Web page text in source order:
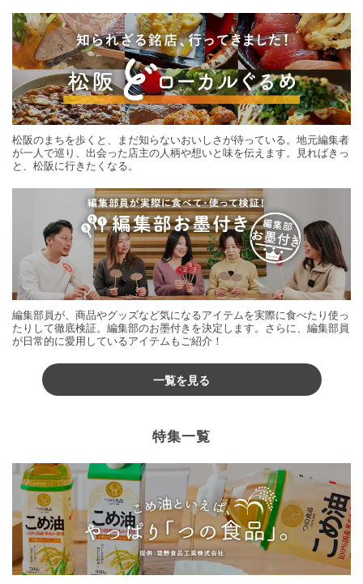
松阪のまちを歩くと、まだ知らないおいしさが待っている。地元編集者
が一人で巡り、出会った店主の人柄や想いと味を伝えます。見ればきっ
と、松阪に行きたくなる。
編集部員が、商品やグッズなど気になるアイテムを実際に食べたり使っ
たりして徹底検証。編集部のお墨付きを決定します。さらに、編集部員
が日常的に愛用しているアイテムもご紹介！
一覧を見る
特集一覧